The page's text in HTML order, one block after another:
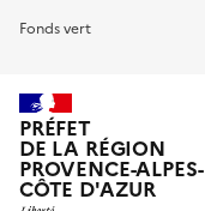
Fonds vert
PRÉFET
DE LA RÉGION
PROVENCE-ALPES-
CÔTE D'AZUR